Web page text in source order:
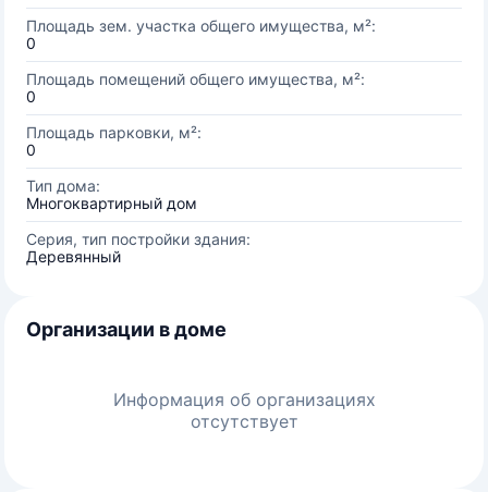
Площадь зем. участка общего имущества, м²:
0
Площадь помещений общего имущества, м²:
0
Площадь парковки, м²:
0
Тип дома:
Многоквартирный дом
Серия, тип постройки здания:
Деревянный
Организации в доме
Информация об организациях
отсутствует